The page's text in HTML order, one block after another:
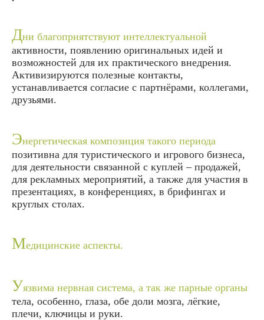
Дни благоприятствуют интеллектуальной
активности, появлению оригинальных идей и
возможностей для их практического внедрения.
Активизируются полезные контакты,
устанавливается согласие с партнёрами, коллегами,
друзьями.
Энергетическая композиция такого периода
позитивна для туристического и игрового бизнеса,
для деятельности связанной с куплей – продажей,
для рекламных мероприятий, а также для участия в
презентациях, в конференциях, в брифингах и
круглых столах.
Медицинские аспекты.
Уязвима нервная система, а так же парные органы
тела, особенно, глаза, обе доли мозга, лёгкие,
плечи, ключицы и руки.